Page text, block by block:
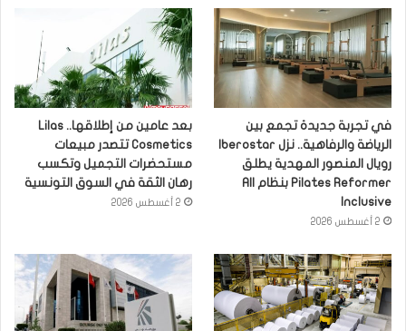
في تجربة جديدة تجمع بين
رويال المنصور المهدية يطلق
Pilates Reformer بنظام All
Inclusive
2 أغسطس 2026
بعد عامين من إطلاقها.. Lilas
Cosmetics تتصدر مبيعات
مستحضرات التجميل وتكسب
رهان الثقة في السوق التونسية
2 أغسطس 2026